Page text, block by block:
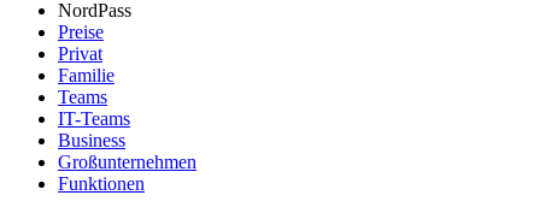
NordPass
Preise
Privat
Familie
Teams
IT-Teams
Business
Großunternehmen
Funktionen